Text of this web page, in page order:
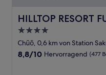
HILLTOP RESORT
HILLTOP RESORT
4.0-
Sterne-
Unterkunft
Chūō, 0,6 km von Station
8.8
8,8/10 Hervorragend (477